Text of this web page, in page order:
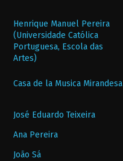
Henrique Manuel Pereira
(Universidade Católica
Portuguesa, Escola das
Artes)
Casa de la Musica Mirandesa
José Eduardo Teixeira
Ana Pereira
João Sá